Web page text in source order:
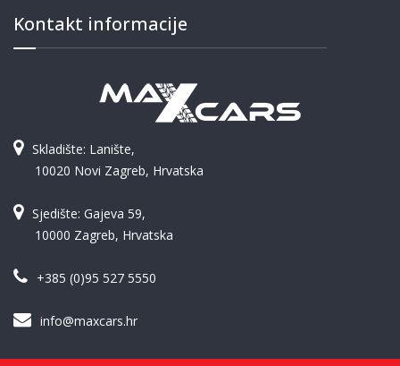
Kontakt informacije
Skladište: Lanište,
10020 Novi Zagreb, Hrvatska
Sjedište: Gajeva 59,
10000 Zagreb, Hrvatska
+385 (0)95 527 5550
info@maxcars.hr